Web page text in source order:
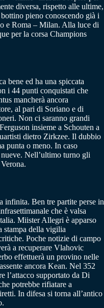
diversa, rispetto alle ultime,
pieno conoscendo già i
e Roma – Milan. Alla luce di
per la corsa Champions
bene ed ha una spiccata
i 44 punti conquistati che
mancherà ancora
al pari di Soriano e di
Non ci saranno grandi
insieme a Schouten a
dietro Zirkzee. Il dubbio
punta o meno. In caso
Nell’ultimo turno gli
infinita. Ben tre partite perse in
che è valsa
Miister Allegri è apparso
stampa della vigilia
Poche notizie di campo
a recuperare Vlahovic
effettuerà un provino nelle
ancora Kean. Nel 352
l’attacco supportato da Di
potrebbe rifiatare a
In difesa si torna all’antico